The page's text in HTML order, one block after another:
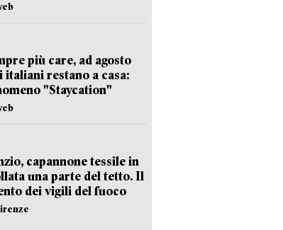
più care, ad agosto
italiani restano a casa:
"Staycation"
capannone tessile in
una parte del tetto. Il
dei vigili del fuoco